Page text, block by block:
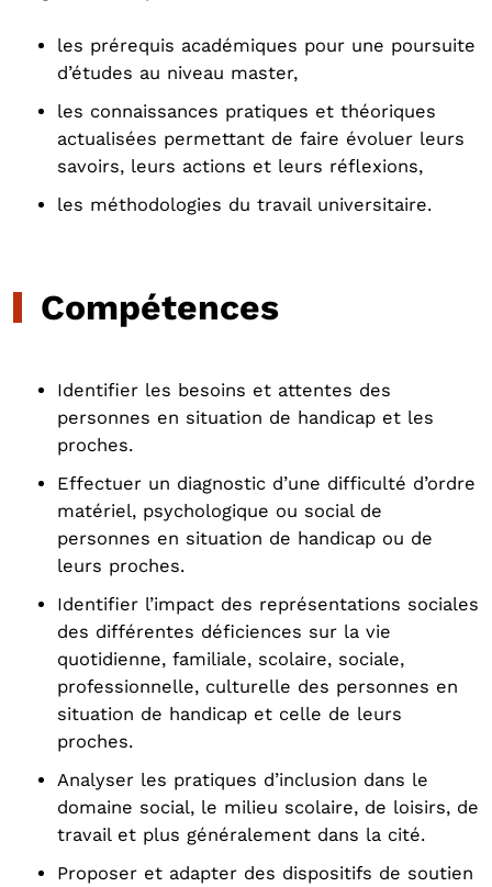
les prérequis académiques pour une poursuite
d’études au niveau master,
les connaissances pratiques et théoriques
actualisées permettant de faire évoluer leurs
savoirs, leurs actions et leurs réflexions,
les méthodologies du travail universitaire.
Compétences
Identifier les besoins et attentes des
personnes en situation de handicap et les
proches.
Effectuer un diagnostic d’une difficulté d’ordre
matériel, psychologique ou social de
personnes en situation de handicap ou de
leurs proches.
Identifier l’impact des représentations sociales
des différentes déficiences sur la vie
quotidienne, familiale, scolaire, sociale,
professionnelle, culturelle des personnes en
situation de handicap et celle de leurs
proches.
Analyser les pratiques d’inclusion dans le
domaine social, le milieu scolaire, de loisirs, de
travail et plus généralement dans la cité.
Proposer et adapter des dispositifs de soutien